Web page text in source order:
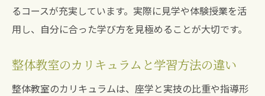
るコースが充実しています。実際に見学や体験授業を活
用し、自分に合った学び方を見極めることが大切です。
整体教室のカリキュラムと学習方法の違い
整体教室のカリキュラムは、座学と実技の比重や指導形